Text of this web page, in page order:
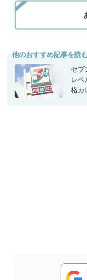
他のおすすめ記事を読
セブ
レ
格カ